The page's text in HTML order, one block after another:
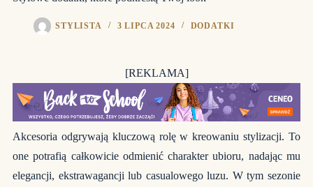
STYLISTA 3 LIPCA 2024 DODATKI
[REKLAMA]
Akcesoria odgrywają kluczową rolę w kreowaniu stylizacji. To
one potrafią całkowicie odmienić charakter ubioru, nadając mu
elegancji, ekstrawagancji lub casualowego luzu. W tym sezonie